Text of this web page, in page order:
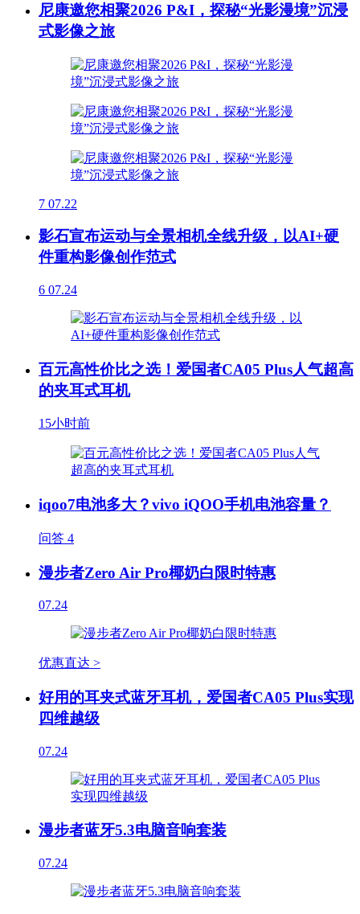
尼康邀您相聚2026 P&I，探秘“光影漫境”沉浸
式影像之旅
7 07.22
影石宣布运动与全景相机全线升级，以AI+硬
件重构影像创作范式
6 07.24
百元高性价比之选！爱国者CA05 Plus人气超高
的夹耳式耳机
15小时前
iqoo7电池多大？vivo iQOO手机电池容量？
问答 4
漫步者Zero Air Pro椰奶白限时特惠
07.24
优惠直达 >
好用的耳夹式蓝牙耳机，爱国者CA05 Plus实现
四维越级
07.24
漫步者蓝牙5.3电脑音响套装
07.24